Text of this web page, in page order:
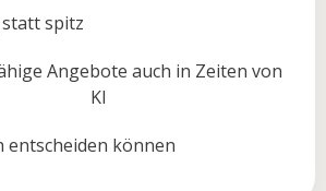
spitz
Angebote auch in Zeiten von
KI
entscheiden können